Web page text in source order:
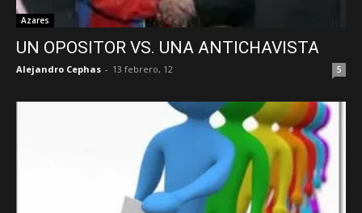
Azares
UN OPOSITOR VS. UNA ANTICHAVISTA
Alejandro Cephas - 13 febrero, 12 5